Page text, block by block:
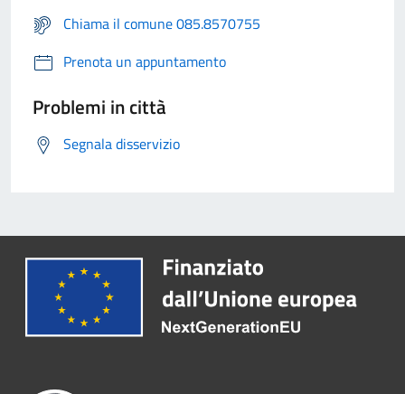
Chiama il comune 085.8570755
Prenota un appuntamento
Problemi in città
Segnala disservizio